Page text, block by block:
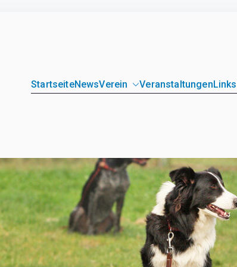
Loitz e.V.
StartseiteNewsVerein VeranstaltungenLinks